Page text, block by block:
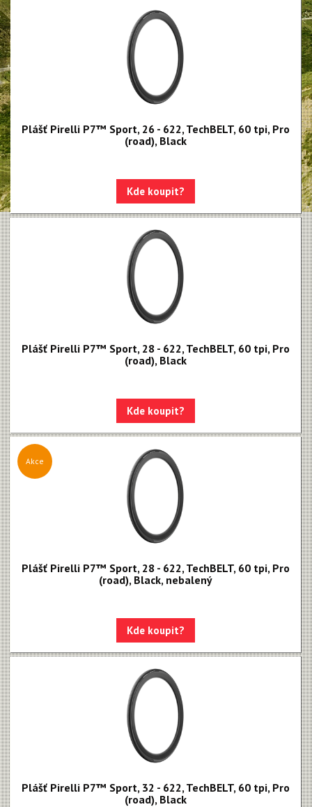
Duše SmarTUBE
Bezdušové těsnící tmely
Bezdušové ventilky
Plášť Pirelli P7™ Sport, 26 - 622, TechBELT, 60 tpi, Pro
(road), Black
Kde koupit?
Plášť Pirelli P7™ Sport, 28 - 622, TechBELT, 60 tpi, Pro
(road), Black
Kde koupit?
Akce
Plášť Pirelli P7™ Sport, 28 - 622, TechBELT, 60 tpi, Pro
(road), Black, nebalený
Kde koupit?
Plášť Pirelli P7™ Sport, 32 - 622, TechBELT, 60 tpi, Pro
(road), Black